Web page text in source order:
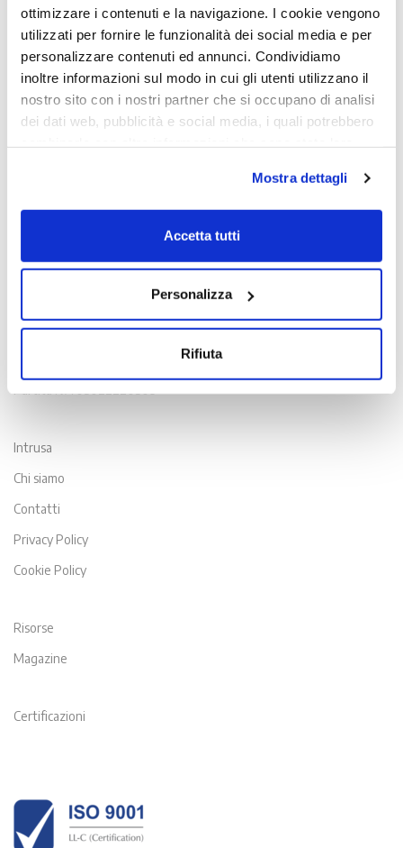
ottimizzare i contenuti e la navigazione. I cookie vengono
utilizzati per fornire le funzionalità dei social media e per
personalizzare contenuti ed annunci. Condividiamo
inoltre informazioni sul modo in cui gli utenti utilizzano il
nostro sito con i nostri partner che si occupano di analisi
dei dati web, pubblicità e social media, i quali potrebbero
Chiudendo il banner con la X oppure cliccando su Rifiuta
la navigazione proseguirà in assenza di cookie diversi da
Mostra dettagli
Accetta tutti
Personalizza
Rifiuta
Contatti
Viale Venezia, 100 - 33100 Udine
T. +39 0432 163 8865
Intrusa
Chi siamo
Contatti
Privacy Policy
Cookie Policy
Risorse
Magazine
Certificazioni